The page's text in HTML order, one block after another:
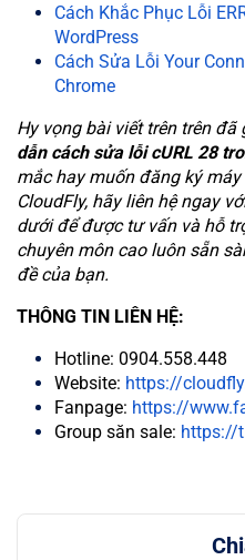
Cách Khắc Phục Lỗi
WordPress
Cách Sửa Lỗi Your
Chrome
Hy vọng bài viết trên trên
dẫn cách sửa lỗi cURL 28
mắc hay muốn đăng ký
CloudFly, hãy liên hệ ngay
dưới để được tư vấn và hỗ
chuyên môn cao luôn sẵn
đề của bạn.
THÔNG TIN LIÊN HỆ:
Hotline: 0904.558.448
Website: https://
Fanpage: https://
Group săn sale: https://